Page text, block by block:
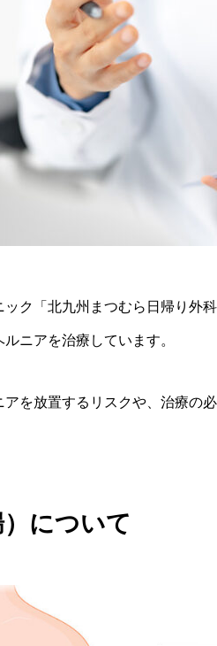
ク「北九州まつむら日帰り外
ニアを治療しています。
を放置するリスクや、治療の
について